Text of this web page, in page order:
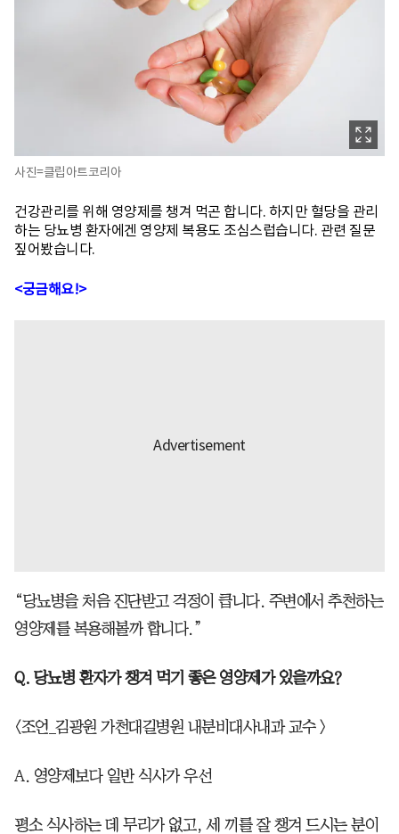
사진=클립아트코리아
건강관리를 위해 영양제를 챙겨 먹곤 합니다. 하지만 혈당을 관리
하는 당뇨병 환자에겐 영양제 복용도 조심스럽습니다. 관련 질문
짚어봤습니다.
<궁금해요!>
“당뇨병을 처음 진단받고 걱정이 큽니다. 주변에서 추천하는
영양제를 복용해볼까 합니다.”
Q. 당뇨병 환자가 챙겨 먹기 좋은 영양제가 있을까요?
<조언_김광원 가천대길병원 내분비대사내과 교수 >
A. 영양제보다 일반 식사가 우선
평소 식사하는 데 무리가 없고, 세 끼를 잘 챙겨 드시는 분이